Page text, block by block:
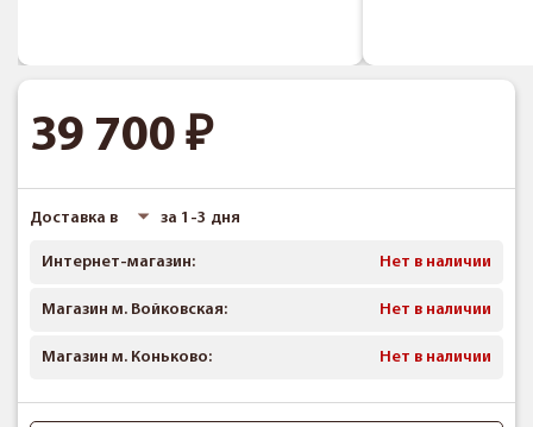
39 700
Доставка в за 1-3 дня
Интернет-магазин: Нет в наличии
Магазин м. Войковская: Нет в наличии
Магазин м. Коньково: Нет в наличии